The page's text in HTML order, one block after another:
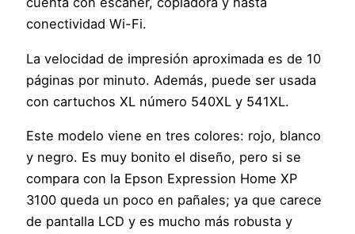
conectividad Wi-Fi.
La velocidad de impresión aproximada es de 10
páginas por minuto. Además, puede ser usada
con cartuchos XL número 540XL y 541XL.
Este modelo viene en tres colores: rojo, blanco
y negro. Es muy bonito el diseño, pero si se
compara con la Epson Expression Home XP
3100 queda un poco en pañales; ya que carece
de pantalla LCD y es mucho más robusta y